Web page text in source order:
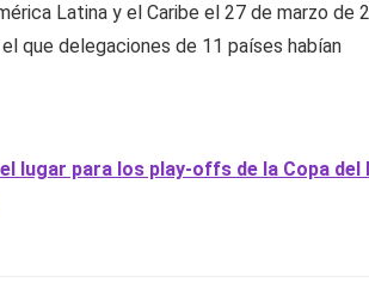
Latina y el Caribe el 27 de marzo de
el que delegaciones de 11 países habían
lugar para los play-offs de la Copa